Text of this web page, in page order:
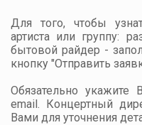
Для того, чтобы
артиста или группу:
бытовой райдер -
кнопку "Отправить
Обязательно укажите
email. Концертный
Вами для уточнения